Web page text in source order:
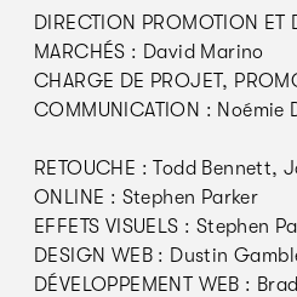
DIRECTION PROMOTION ET
MARCHÉS : David Marino
CHARGE DE PROJET,
COMMUNICATION : Noémie
RETOUCHE : Todd Bennett,
ONLINE : Stephen Parker
EFFETS VISUELS : Stephen
DESIGN WEB : Dustin
DÉVELOPPEMENT WEB :